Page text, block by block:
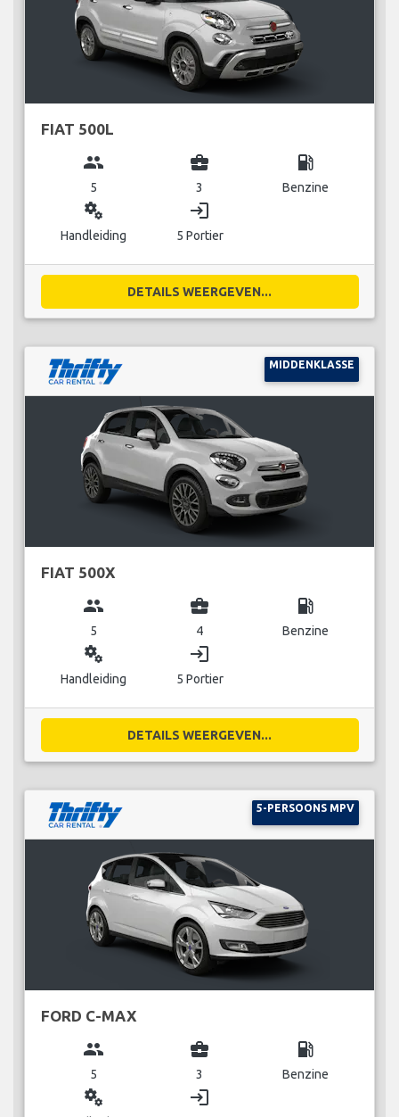
FIAT 500L
group
5
business_center
3
local_gas_station
Benzine
miscellaneous_services
Handleiding
login
5 Portier
DETAILS WEERGEVEN...
MIDDENKLASSE
FIAT 500X
group
5
business_center
4
local_gas_station
Benzine
miscellaneous_services
Handleiding
login
5 Portier
DETAILS WEERGEVEN...
5-PERSOONS MPV
FORD C-MAX
group
5
business_center
3
local_gas_station
Benzine
miscellaneous_services login